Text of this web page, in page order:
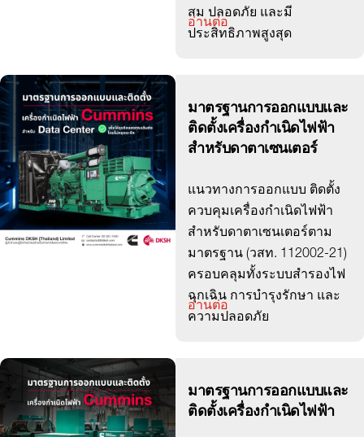
สม ปลอดภัย และมี
ประสิทธิภาพสูงสุด
อ่านต่อ
มาตรฐานการออกแบบและ
ติดตั้งเครื่องกำเนิดไฟฟ้า
สำหรับดาตาเซนเตอร์
แนวทางการออกแบบ ติดตั้ง
ควบคุมเครื่องกำเนิดไฟฟ้า
สำหรับดาตาเซนเตอร์ตาม
มาตรฐาน (วสท. 112002-21)
ครอบคลุมทั้งระบบสำรองไฟ
ฉุกเฉิน การบำรุงรักษา และ
ความปลอดภัย
อ่านต่อ
มาตรฐานการออกแบบและ
ติดตั้งเครื่องกำเนิดไฟฟ้า